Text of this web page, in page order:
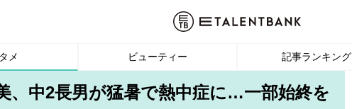
メ ビューティー 記事ランキング
、中2長男が猛暑で熱中症に…一部始終を